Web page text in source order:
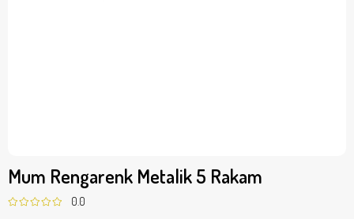
Mum Rengarenk Metalik 5 Rakam
0.0